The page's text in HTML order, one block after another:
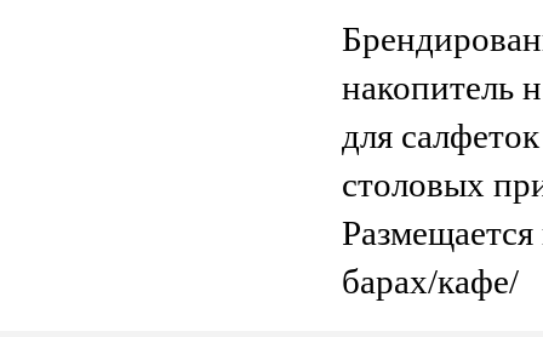
накопитель
для
столовых
Размещается
барах/кафе/